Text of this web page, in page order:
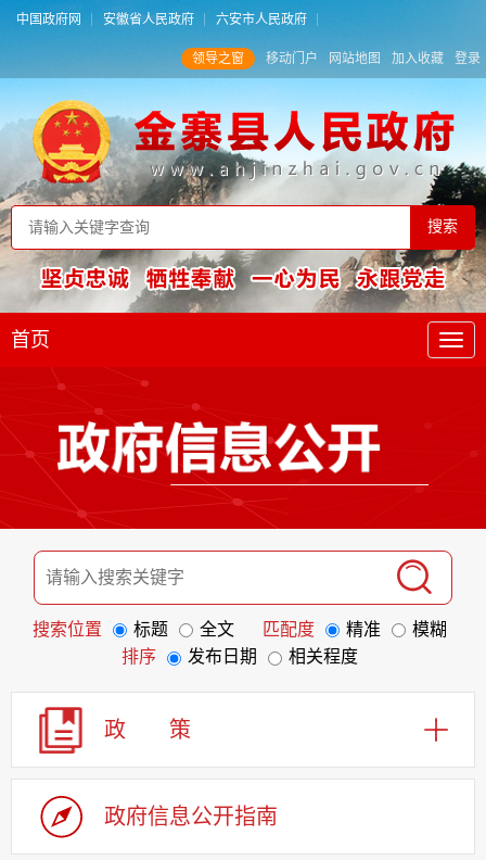
中国政府网 安徽省人民政府 六安市人民政府
领导之窗 移动门户 网站地图 加入收藏 登录
首页
搜索位置 标题 全文 匹配度 精准
模糊
排序
发布日期 相关程度
政 策
政府信息公开指南